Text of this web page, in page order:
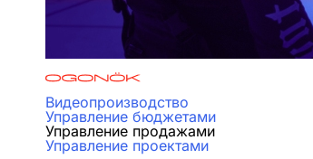
Видеопроизводство
Управление бюджетами
Управление продажами
Управление проектами